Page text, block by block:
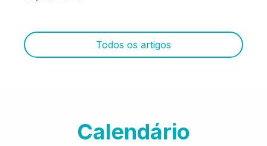
Todos os artigos
Calendário